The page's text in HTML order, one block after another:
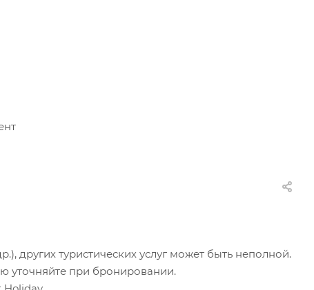
других туристических услуг может быть неполной.
уточняйте при бронировании.